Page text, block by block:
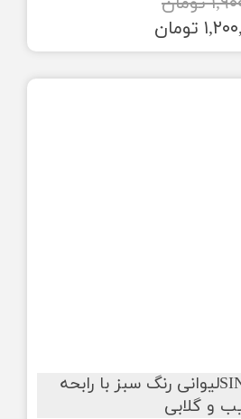
تومان
شمع ایکیا SINNLIGلیوانی رنگ سبز با رابحه
و گلابی